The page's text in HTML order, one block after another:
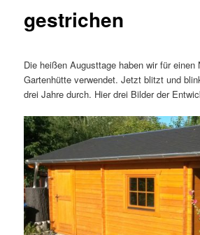
gestrichen
Die heißen Augusttage haben wir für einen
Gartenhütte verwendet. Jetzt blitzt und
drei Jahre durch. Hier drei Bilder der